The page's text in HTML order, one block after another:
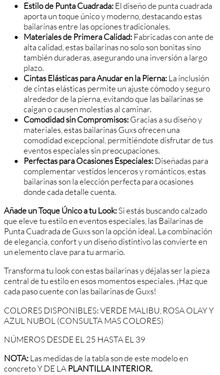
Estilo de Punta Cuadrada:El diseño de punta cuadrada
aporta un toque único y moderno, destacando estas
bailarinas entre las opciones tradicionales.
Materiales de Primera Calidad:Fabricadas con ante de
alta calidad, estas bailarinas no solo son bonitas sino
también duraderas, asegurando una inversión a largo
plazo.
Cintas Elásticas para Anudar en la Pierna:La inclusión
de cintas elásticas permite un ajuste cómodo y seguro
alrededor de la pierna, evitando que las bailarinas se
caigan o causen molestias al caminar.
Comodidad sin Compromisos:Gracias a su diseño y
materiales, estas bailarinas Guxs ofrecen una
comodidad excepcional, permitiéndote disfrutar de tus
eventos especiales sin preocupaciones.
Perfectas para Ocasiones Especiales:Diseñadas para
complementar vestidos lenceros y románticos, estas
bailarinas son la elección perfecta para ocasiones
donde cada detalle cuenta.
Añade un Toque Único a tu Look:Si estás buscando calzado
que eleve tu estilo en eventos especiales, las Bailarinas de
Punta Cuadrada de Guxs son la opción ideal. La combinación
de elegancia, confort y un diseño distintivo las convierte en
un elemento clave para tu armario.
Transforma tu look con estas bailarinas y déjalas ser la pieza
central de tu estilo en esos momentos especiales. ¡Haz que
cada paso cuente con las bailarinas de Guxs!
COLORES DISPONIBLES: VERDE MALIBU, ROSA OLAY Y
AZUL NUBOL (CONSULTA MAS COLORES)
NÚMEROS DESDE EL 25 HASTA EL 39
NOTA:Las medidas de la tabla son de este modelo en
concreto Y DE LA PLANTILLA INTERIOR.